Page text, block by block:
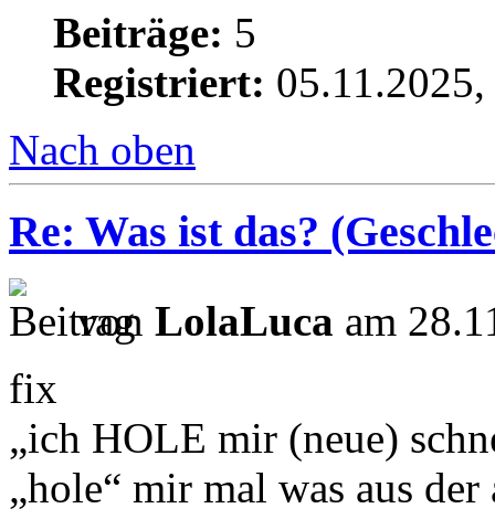
Beiträge: 5
Registriert:
Nach oben
Re: Was ist das?
von LolaLuca am
fix
„ich HOLE mir (neue)
„hole“ mir mal was aus